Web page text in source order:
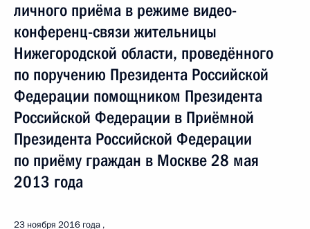
личного приёма в режиме видео-
конференц-связи жительницы
Нижегородской области, проведённого
по поручению Президента Российской
Федерации помощником Президента
Российской Федерации в Приёмной
Президента Российской Федерации
по приёму граждан в Москве 28 мая
2013 года
23 ноября 2016 года